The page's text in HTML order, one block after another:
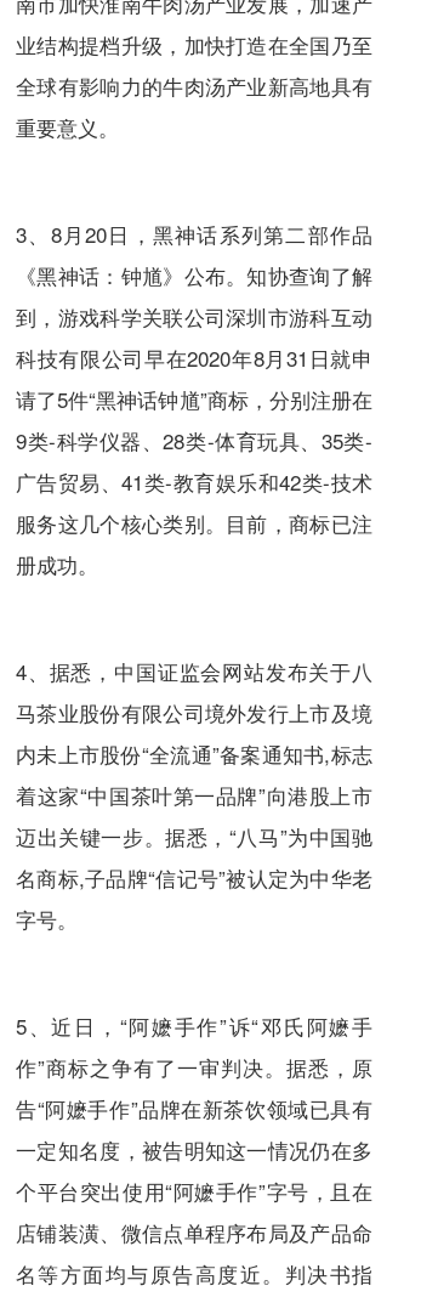
业结构提档升级，加快打造在全国乃至
全球有影响力的牛肉汤产业新高地具有
重要意义。
3、8月20日，黑神话系列第二部作品
《黑神话：钟馗》公布。知协查询了解
到，游戏科学关联公司深圳市游科互动
科技有限公司早在2020年8月31日就申
请了5件“黑神话钟馗”商标，分别注册在
9类-科学仪器、28类-体育玩具、35类-
广告贸易、41类-教育娱乐和42类-技术
服务这几个核心类别。目前，商标已注
册成功。
4、据悉，中国证监会网站发布关于八
马茶业股份有限公司境外发行上市及境
内未上市股份“全流通”备案通知书,标志
着这家“中国茶叶第一品牌”向港股上市
迈出关键一步。据悉，“八马”为中国驰
名商标,子品牌“信记号”被认定为中华老
字号。
5、近日，“阿嬷手作”诉“邓氏阿嬷手
作”商标之争有了一审判决。据悉，原
告“阿嬷手作”品牌在新茶饮领域已具有
一定知名度，被告明知这一情况仍在多
个平台突出使用“阿嬷手作”字号，且在
店铺装潢、微信点单程序布局及产品命
名等方面均与原告高度近。判决书指